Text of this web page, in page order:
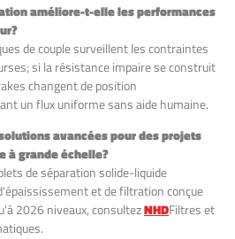
améliore-t-elle les performances
de couple surveillent les contraintes
si la résistance impaire se construit
changent de position
un flux uniforme sans aide humaine.
avancées pour des projets
à grande échelle?
de séparation solide-liquide
et de filtration conçue
2026 niveaux, consultezNHDFiltres et